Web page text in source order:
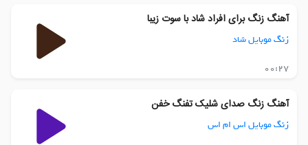
آهنگ زنگ برای افراد شاد با سوت زیبا
زنگ موبایل شاد
00:27
آهنگ زنگ صدای شلیک تفنگ خفن
زنگ موبایل اس ام اس